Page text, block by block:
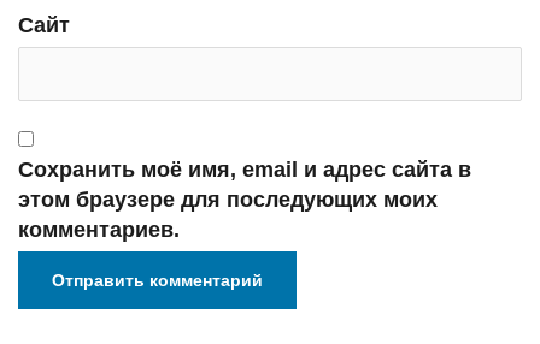
Сайт
Сохранить моё имя, email и адрес сайта в
этом браузере для последующих моих
комментариев.